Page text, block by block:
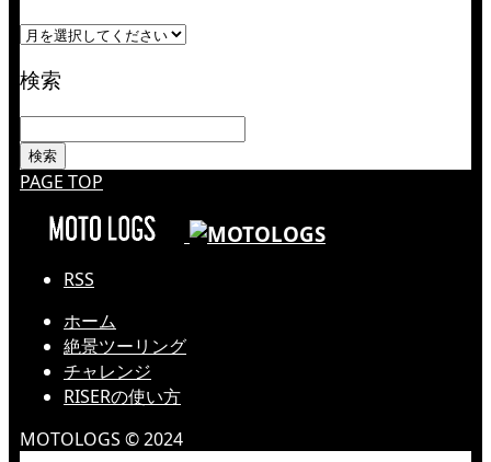
検索
PAGE TOP
RSS
ホーム
絶景ツーリング
チャレンジ
RISERの使い方
MOTOLOGS © 2024